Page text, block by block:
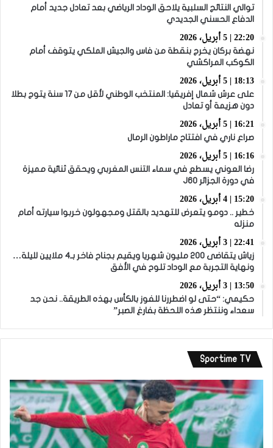
توالي النتائج السلبية يلاحق الوداد الرياضي بعد تعادل جديد أمام
الدفاع الحسني الجديدي
22:20 | 5 أبريل، 2026
نهضة بركان يخرج بنقطة من فاس والجيش الملكي يتوقف أمام
الكوكب المراكشي
18:13 | 5 أبريل، 2026
على عرش شمال إفريقيا: المنتخب الوطني لأقل من 17 سنة يتوج بطلا
دون هزيمة أو تعادل
16:21 | 5 أبريل، 2026
صراع ناري في افتتاح ماراطون الرمال
16:16 | 5 أبريل، 2026
رضا العوني يسطع في سماء التنس المغربي ويحقق ثنائية مميزة
في دورة الجزائر J60
15:20 | 4 أبريل، 2026
خطير .. دومو يتعرض للتهديد بالقتل ومجهولون خربوا سيارته أمام
منزله
22:41 | 3 أبريل، 2026
زياش يتقاضى 200 مليون شهريا ويقيم بجناح فاخر بـ4 ملايين لليلة…
ونهاية التجربة مع الوداد تلوح في الأفق
13:50 | 3 أبريل، 2026
حكيمي: “حتى لو اضطررنا للفوز بالكأس بهذه الطريقة.. نحن جد
سعداء وننتظر هذه اللحظة بفارغ الصبر”
Sportime TV